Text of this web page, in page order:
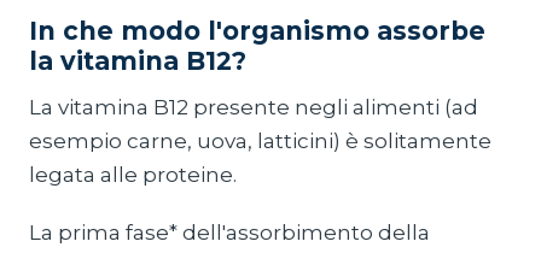
In che modo l'organismo assorbe
la vitamina B12?
La vitamina B12 presente negli alimenti (ad
esempio carne, uova, latticini) è solitamente
legata alle proteine.
La prima fase* dell'assorbimento della